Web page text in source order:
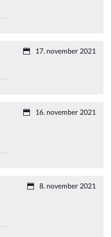
17. november 2021
16. november 2021
8. november 2021